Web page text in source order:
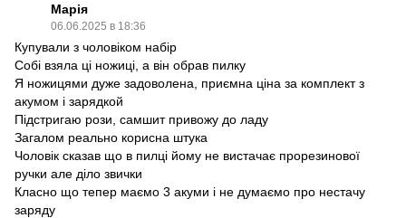
Марія
06.06.2025 в 18:36
Купували з чоловіком набір
Собі взяла ці ножиці, а він обрав пилку
Я ножицями дуже задоволена, приємна ціна за комплект з
акумом і зарядкой
Підстригаю рози, самшит привожу до ладу
Загалом реально корисна штука
Чоловік сказав що в пилці йому не вистачає прорезинової
ручки але діло звички
Класно що тепер маємо 3 акуми і не думаємо про нестачу
заряду